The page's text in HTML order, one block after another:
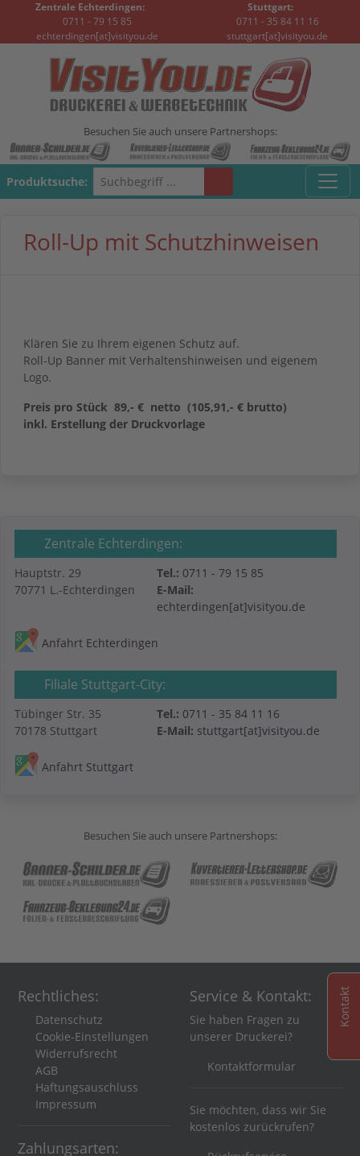
Zentrale Echterdingen:
0711 - 79 15 85
echterdingen[at]visityou.de
Stuttgart:
0711 - 35 84 11 16
stuttgart[at]visityou.de
Besuchen Sie auch unsere Partnershops:
Produktsuche:
Roll-Up mit Schutzhinweisen
Klären Sie zu Ihrem eigenen Schutz auf.
Roll-Up Banner mit Verhaltenshinweisen und eigenem
Logo.
Preis pro Stück 89,- € netto (105,91,- € brutto)
inkl. Erstellung der Druckvorlage
Zentrale Echterdingen:
Hauptstr. 29
70771 L.-Echterdingen
Tel.: 0711 - 79 15 85
E-Mail:
echterdingen[at]visityou.de
Anfahrt Echterdingen
Filiale Stuttgart-City:
Tübinger Str. 35
70178 Stuttgart
Tel.: 0711 - 35 84 11 16
E-Mail: stuttgart[at]visityou.de
Anfahrt Stuttgart
Besuchen Sie auch unsere Partnershops:
Rechtliches:
Datenschutz
Cookie-Einstellungen
Widerrufsrecht
AGB
Haftungsauschluss
Impressum
Zahlungsarten:
Service & Kontakt:
Sie haben Fragen zu
unserer Druckerei?
Kontaktformular
Sie möchten, dass wir Sie
kostenlos zurückrufen?
Kontakt